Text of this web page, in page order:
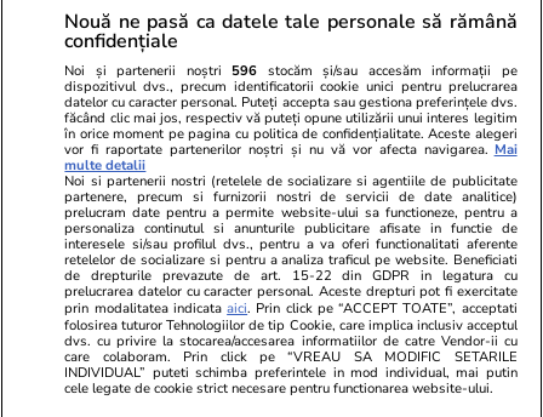
Bani și Afaceri 15 iul.
Economiștii estimează că România își va
menține ratingul de țară, dar statul va fi în
continuare tot fără bani. „Am taxat săracii ca
să menținem o nomenclatură”
Știri Externe 15 iul.
Ce este OXY, proiectul de 300 de milioane de
euro din Bruxelles unde a murit un muncitor
român: 120 de apartamente și 316 camere de
hotel
Nouă ne pasă ca datele tale personale să rămână
confidențiale
Noi și partenerii noștri 596 stocăm și/sau accesăm informații pe
dispozitivul dvs., precum identificatorii cookie unici pentru prelucrarea
datelor cu caracter personal. Puteți accepta sau gestiona preferințele dvs.
făcând clic mai jos, respectiv vă puteți opune utilizării unui interes legitim
în orice moment pe pagina cu politica de confidențialitate. Aceste alegeri
vor fi raportate partenerilor noștri și nu vă vor afecta navigarea. Mai
multe detalii
Noi si partenerii nostri (retelele de socializare si agentiile de publicitate
partenere, precum si furnizorii nostri de servicii de date analitice)
prelucram date pentru a permite website-ului sa functioneze, pentru a
personaliza continutul si anunturile publicitare afisate in functie de
interesele si/sau profilul dvs., pentru a va oferi functionalitati aferente
retelelor de socializare si pentru a analiza traficul pe website. Beneficiati
de drepturile prevazute de art. 15-22 din GDPR in legatura cu
prelucrarea datelor cu caracter personal. Aceste drepturi pot fi exercitate
prin modalitatea indicataaici. Prin click pe “ACCEPT TOATE”, acceptati
folosirea tuturor Tehnologiilor de tip Cookie, care implica inclusiv acceptul
dvs. cu privire la stocarea/accesarea informatiilor de catre Vendor-ii cu
care colaboram. Prin click pe “VREAU SA MODIFIC SETARILE
INDIVIDUAL” puteti schimba preferintele in mod individual, mai putin
cele legate de cookie strict necesare pentru functionarea website-ului.